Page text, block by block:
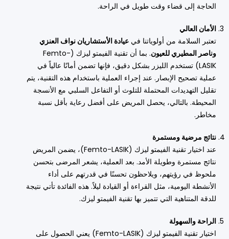
الحاجة إلى قضاء وقت طويل في الراحة.
الأمان العالي
تعتبر السلامة من أولوياتنا في عيادة الأستشاريان نواف العنزي
وناصر المطيري للعيون
. بما أن تقنية الفيمتو ليزك (Femto-
LASIK) تستخدم الليزر بشكل دقيق، فإنها تضمن أمانًا عالياً في
عملية تصحيح الإبصار. عند إجراء العملية باستخدام هذه التقنية، يتم
تقليل التهديدات المحتملة للتلوث أو التفاعل السلبي مع الأنسجة
المحيطة. بالتالي، يحصل المريض على أفضل رعاية بأقل نسبة
مخاطر.
نتائج مرضية ومستمرة
عند اختيار تقنية الفيمتو ليزك (Femto-LASIK)، يضمن المريض
نتائج مستمرة وطويلة الأمد. بعد العملية، يشعر المرضى بتحسن
ملحوظ في رؤيتهم، ويلاحظون تحسنًا في قدرتهم على أداء
الأنشطة اليومية، مثل القراءة أو القيادة ليلاً. هذه الفائدة تأتي نتيجة
للدقة المتناهية التي تتميز بها تقنية الفيمتو ليزك.
الراحة والسهولة
اختيار تقنية الفيمتو ليزك (Femto-LASIK) يعني الحصول على